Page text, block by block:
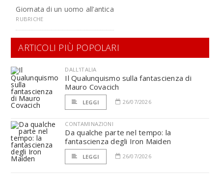
Giornata di un uomo all’antica
RUBRICHE
ARTICOLI PIÙ POPOLARI
DALL'ITALIA
Il Qualunquismo sulla fantascienza di
Mauro Covacich
LEGGI 26/07/2026
CONTAMINAZIONI
Da qualche parte nel tempo: la
fantascienza degli Iron Maiden
LEGGI 26/07/2026